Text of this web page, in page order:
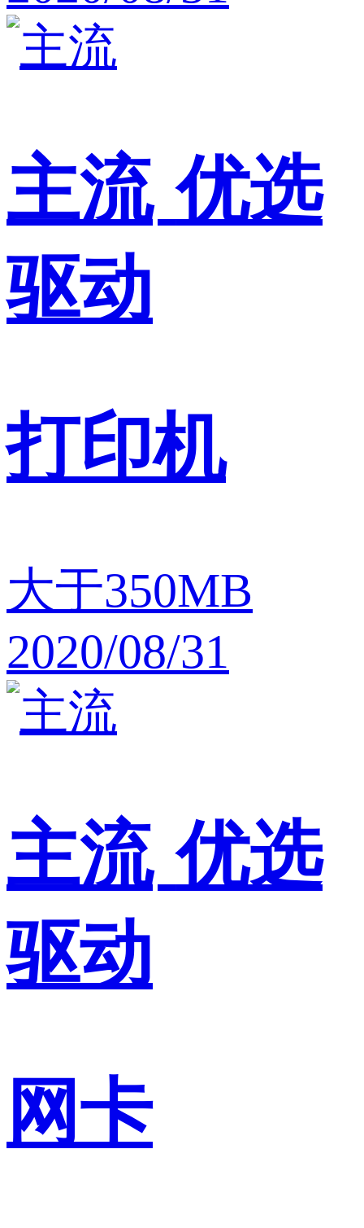
主流 优选
驱动
打印机
大于350MB
2020/08/31
主流 优选
驱动
网卡